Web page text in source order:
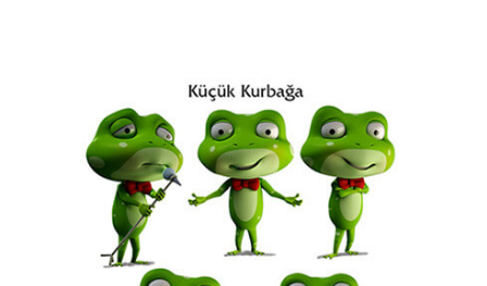
Erol Büyükmeriç
Fahri Eyican
Fahriye Çıtaklı
Faruk Karaçay
Ertan Türkmen